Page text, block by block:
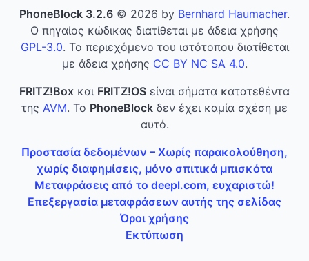
PhoneBlock 3.2.6 © 2026 by Bernhard Haumacher.
Ο πηγαίος κώδικας διατίθεται με άδεια χρήσης
GPL-3.0. Το περιεχόμενο του ιστότοπου διατίθεται
με άδεια χρήσης CC BY NC SA 4.0.
FRITZ!Box και FRITZ!OS είναι σήματα κατατεθέντα
της AVM. Το PhoneBlock δεν έχει καμία σχέση με
αυτό.
Προστασία δεδομένων – Χωρίς παρακολούθηση,
χωρίς διαφημίσεις, μόνο σπιτικά μπισκότα
Μεταφράσεις από το deepl.com, ευχαριστώ!
Επεξεργασία μεταφράσεων αυτής της σελίδας
Όροι χρήσης
Εκτύπωση